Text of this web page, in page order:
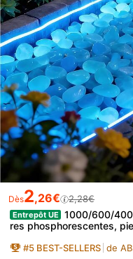
Dès2,26€ 2,28€
Entrepôt UE
1000/600/
res phosphorescentes,
rieur, cour, pelouse, galets
#5 BEST-SELLERS de